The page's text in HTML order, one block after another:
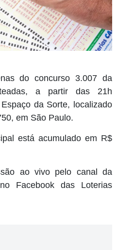
do concurso 3.007 da
a partir das 21h
da Sorte, localizado
em São Paulo.
está acumulado em R$
ao vivo pelo canal da
Facebook das Loterias